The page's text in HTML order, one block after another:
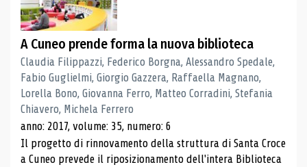
A Cuneo prende forma la nuova biblioteca
Claudia Filippazzi, Federico Borgna, Alessandro Spedale,
Fabio Guglielmi, Giorgio Gazzera, Raffaella Magnano,
Lorella Bono, Giovanna Ferro, Matteo Corradini, Stefania
Chiavero, Michela Ferrero
anno: 2017, volume: 35, numero: 6
Il progetto di rinnovamento della struttura di Santa Croce
a Cuneo prevede il riposizionamento dell'intera Biblioteca